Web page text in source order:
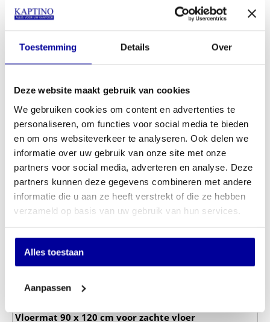
Toestemming Details Over
Deze website maakt gebruik van cookies
We gebruiken cookies om content en advertenties te
personaliseren, om functies voor social media te bieden
en om ons websiteverkeer te analyseren. Ook delen we
informatie over uw gebruik van onze site met onze
partners voor social media, adverteren en analyse. Deze
partners kunnen deze gegevens combineren met andere
informatie die u aan ze heeft verstrekt of die ze hebben
verzameld op basis van uw gebruik van hun services.
Alles toestaan
Aanpassen
Vloermat 90 x 120 cm voor harde vloer
Vloermat 90 x 120 cm voor zachte vloer